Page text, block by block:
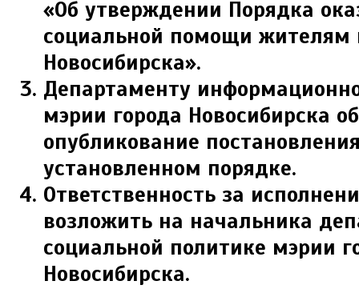
«Об утверждении Порядка
социальной помощи жителям
Новосибирска».
Департаменту
мэрии города Новосибирска
опубликование
установленном порядке.
Ответственность за
возложить на начальника
социальной политике мэрии
Новосибирска.